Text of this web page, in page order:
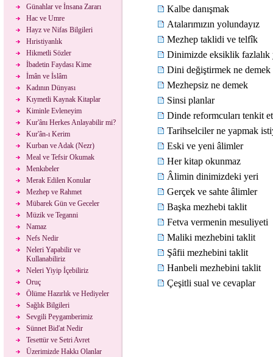
Günahlar ve İnsana Zararı
Hac ve Umre
Hayz ve Nifas Bilgileri
Hıristiyanlık
Hikmetli Sözler
İbadetin Faydası Kime
İmân ve İslâm
Kadının Dünyası
Kıymetli Kaynak Kitaplar
Kiminle Evleneyim
Kur'ânı Herkes Anlayabilir mi?
Kur'ân-ı Kerim
Kurban ve Adak (Nezr)
Meal ve Tefsir Okumak
Menkıbeler
Merak Edilen Konular
Mezhep ve Rahmet
Mübarek Gün ve Geceler
Müzik ve Teganni
Namaz
Nefs Nedir
Neleri Yapabilir ve
Kullanabiliriz
Neleri Yiyip İçebiliriz
Oruç
Ölüme Hazırlık ve Hediyeler
Sağlık Bilgileri
Sevgili Peygamberimiz
Sünnet Bid'at Nedir
Tesettür ve Setri Avret
Üzerimizde Hakkı Olanlar
Kalbe danışmak
Atalarımızın yolundayız
Mezhep taklidi ve telfîk
Dinimizde eksiklik fazlalık
Dini değiştirmek ne demek
Mezhepsiz ne demek
Sinsi planlar
Dinde reformcuları tenkit
Tarihselciler ne yapmak
Eski ve yeni âlimler
Her kitap okunmaz
Âlimin dinimizdeki yeri
Gerçek ve sahte âlimler
Başka mezhebi taklit
Fetva vermenin mesuliyeti
Maliki mezhebini taklit
Şâfii mezhebini taklit
Hanbeli mezhebini taklit
Çeşitli sual ve cevaplar